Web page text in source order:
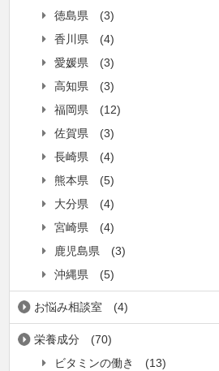
徳島県
(3)
香川県
(4)
愛媛県
(3)
高知県
(3)
福岡県
(12)
佐賀県
(3)
長崎県
(4)
熊本県
(5)
大分県
(4)
宮崎県
(4)
鹿児島県
(3)
沖縄県
(5)
お悩み相談室 (4)
栄養成分
(70)
ビタミンの働き
(13)